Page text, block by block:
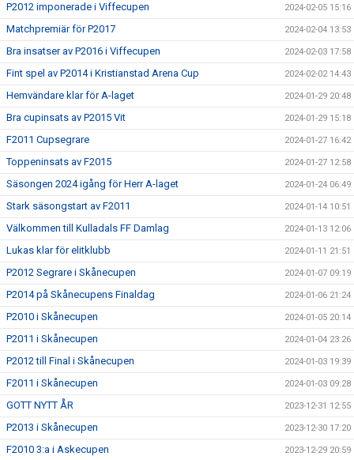
P2012 imponerade i Viffecupen 2024-02-05 15:16
Matchpremiär för P2017 2024-02-04 13:53
Bra insatser av P2016 i Viffecupen 2024-02-03 17:58
Fint spel av P2014 i Kristianstad Arena Cup 2024-02-02 14:43
Hemvändare klar för A-laget 2024-01-29 20:48
Bra cupinsats av P2015 Vit 2024-01-29 15:18
F2011 Cupsegrare 2024-01-27 16:42
Toppeninsats av F2015 2024-01-27 12:58
Säsongen 2024 igång för Herr A-laget 2024-01-24 06:49
Stark säsongstart av F2011 2024-01-14 10:51
Välkommen till Kulladals FF Damlag 2024-01-13 12:06
Lukas klar för elitklubb 2024-01-11 21:51
P2012 Segrare i Skånecupen 2024-01-07 09:19
P2014 på Skånecupens Finaldag 2024-01-06 21:24
P2010 i Skånecupen 2024-01-05 20:14
P2011 i Skånecupen 2024-01-04 23:26
P2012 till Final i Skånecupen 2024-01-03 19:39
F2011 i Skånecupen 2024-01-03 09:28
GOTT NYTT ÅR 2023-12-31 12:55
P2013 i Skånecupen 2023-12-30 17:20
F2010 3:a i Askecupen 2023-12-29 20:59